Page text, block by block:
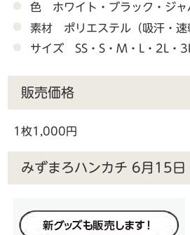
色 ホワイト・ブラック・ジャ
素材 ポリエステル（吸汗・速
サイズ SS・S・M・L・2L・
販売価格
1枚1,000円
みずまろハンカチ 6月15日